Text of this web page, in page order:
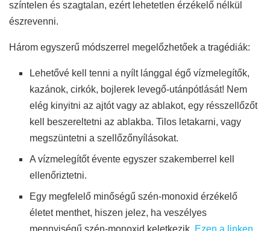
színtelen és szagtalan, ezért lehetetlen érzékelő nélkül
észrevenni.
Három egyszerű módszerrel megelőzhetőek a tragédiák:
Lehetővé kell tenni a nyílt lánggal égő vízmelegítők,
kazánok, cirkók, bojlerek levegő-utánpótlását! Nem
elég kinyitni az ajtót vagy az ablakot, egy résszellőzőt
kell beszereltetni az ablakba. Tilos letakarni, vagy
megszüntetni a szellőzőnyílásokat.
A vízmelegítőt évente egyszer szakemberrel kell
ellenőriztetni.
Egy megfelelő minőségű szén-monoxid érzékelő
életet menthet, hiszen jelez, ha veszélyes
mennyiségű szén-monoxid keletkezik. Ezen a linken